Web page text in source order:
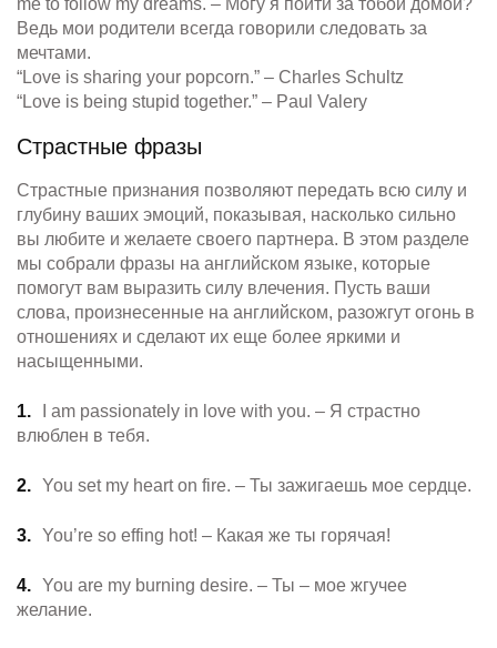
Ведь мои родители всегда говорили следовать за
мечтами.
“Love is sharing your popcorn.” – Charles Schultz
“Love is being stupid together.” – Paul Valery
Страстные фразы
Страстные признания позволяют передать всю силу и
глубину ваших эмоций, показывая, насколько сильно
вы любите и желаете своего партнера. В этом разделе
мы собрали фразы на английском языке, которые
помогут вам выразить силу влечения. Пусть ваши
слова, произнесенные на английском, разожгут огонь в
отношениях и сделают их еще более яркими и
насыщенными.
I am passionately in love with you. – Я страстно
влюблен в тебя.
You set my heart on fire. – Ты зажигаешь мое сердце.
You’re so effing hot! – Какая же ты горячая!
You are my burning desire. – Ты – мое жгучее
желание.